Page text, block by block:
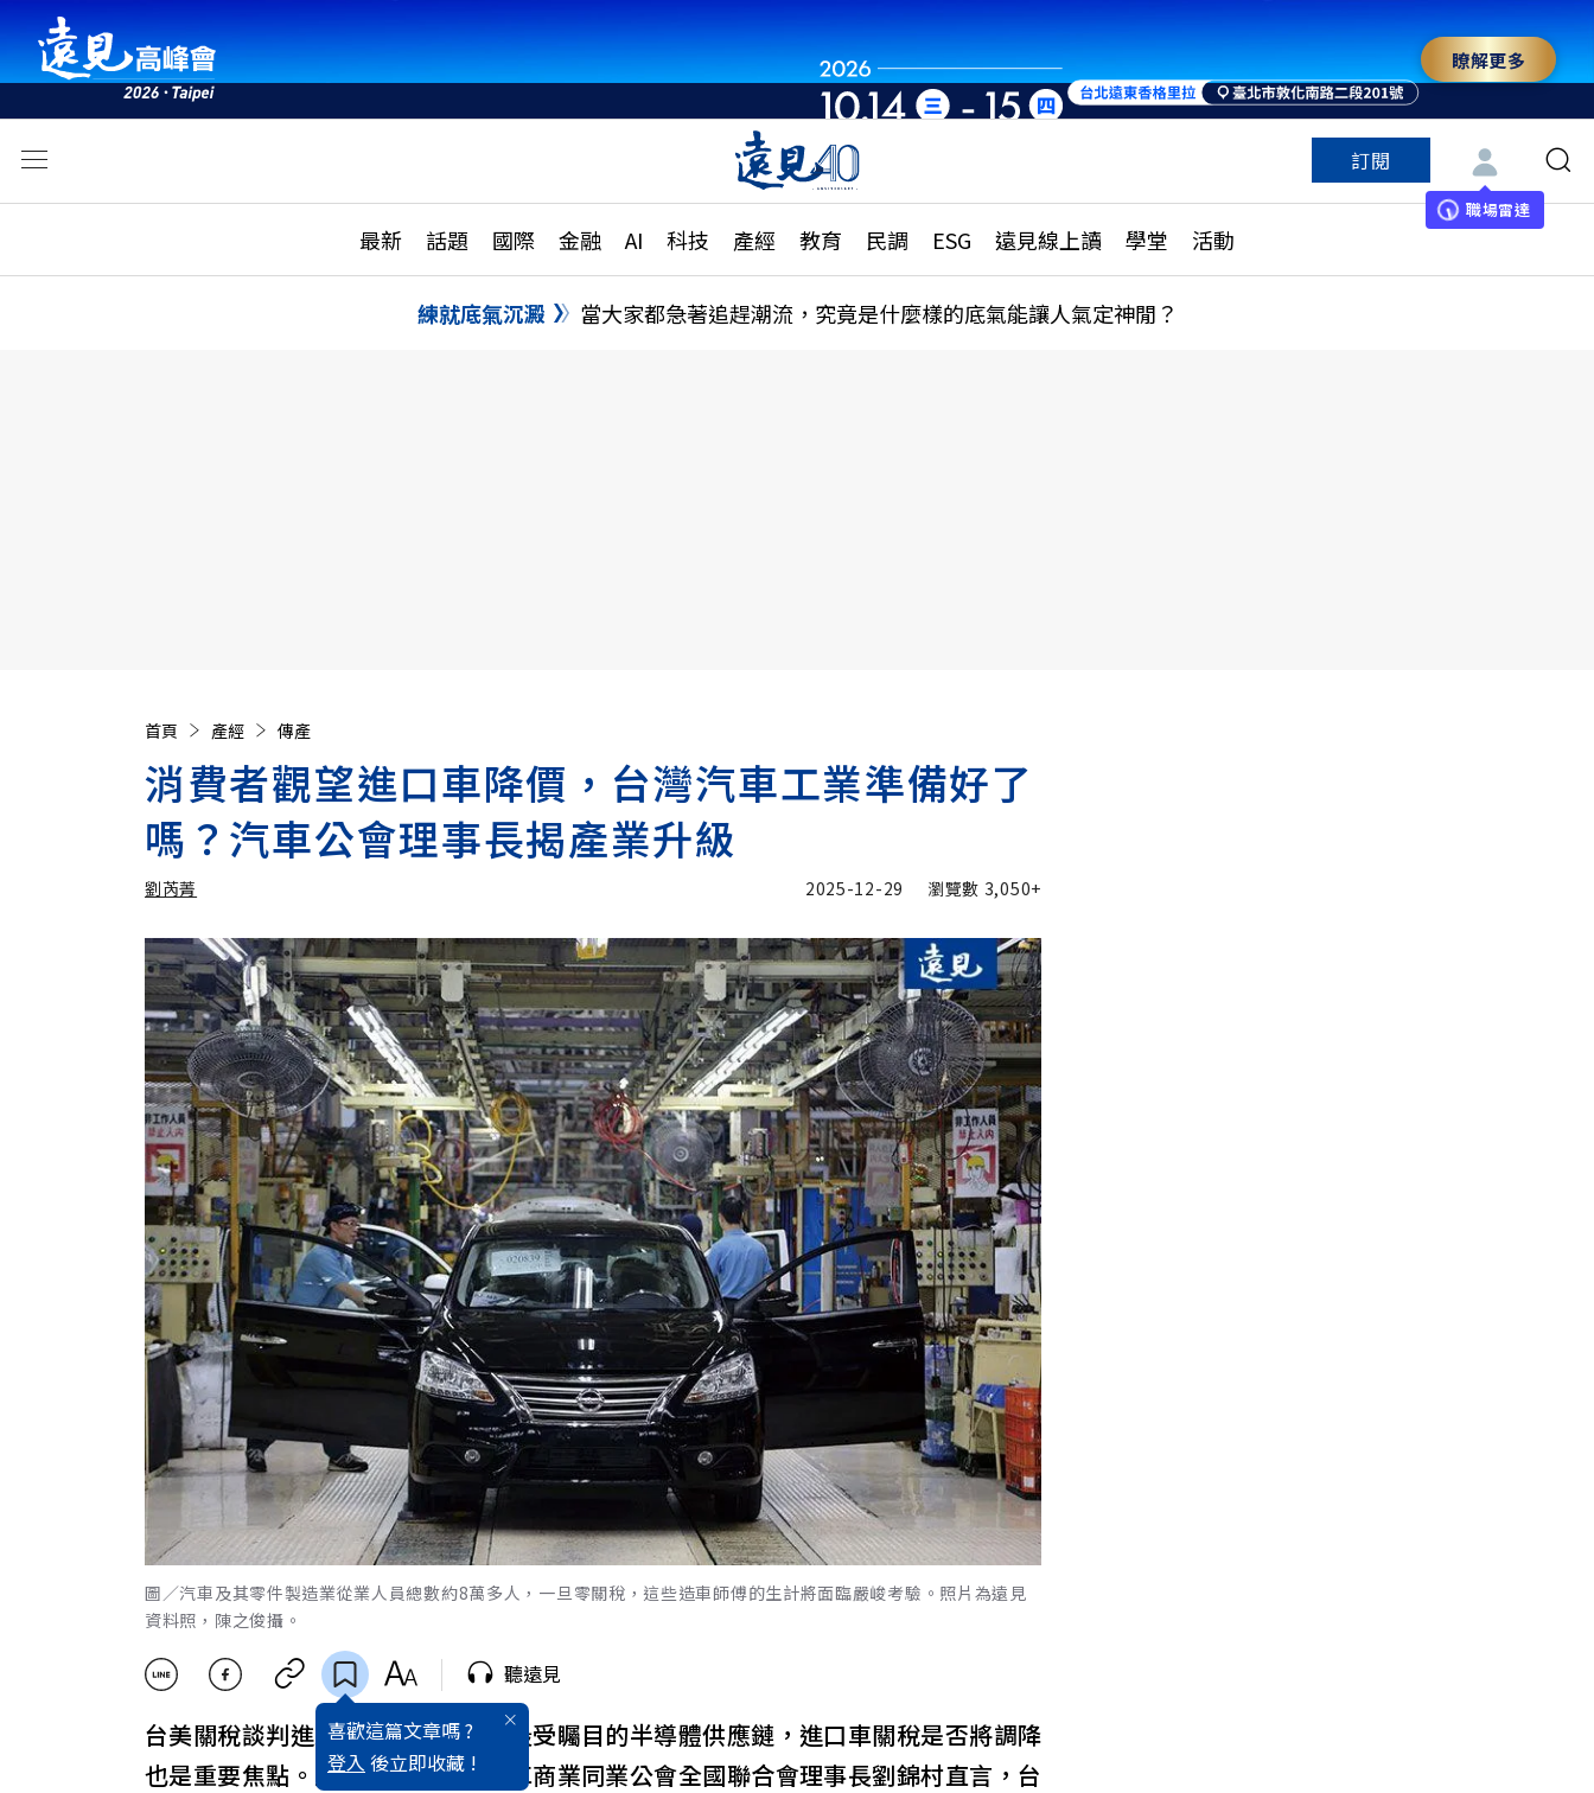
世界重組・洞見未來 與世界領袖同行
瞭解更多
訂閱
職場雷達
最新 話題 國際 金融 AI 科技 產經 教育 民調 ESG 遠見線上讀 學堂 活動
活動
話題
國際
特輯
大學升學、職涯攻略
縣市施政調查全解析
民調
更多訂閱方案
特色頻道
練就底氣沉澱 當大家都急著追趕潮流，究竟是什麼樣的底氣能讓人氣定神閒？
首頁 產經 傳產
消費者觀望進口車降價，台灣汽車工業準備好了
嗎？汽車公會理事長揭產業升級
劉芮菁
劉芮菁 加入追蹤
2025-12-29 瀏覽數 3,050+
圖／汽車及其零件製造業從業人員總數約8萬多人，一旦零關稅，這些造車師傅的生計將面臨嚴峻考驗。照片為遠見
資料照，陳之俊攝。
喜歡這篇文章嗎 ?
登入 後立即收藏 !
聽遠見
台美關稅談判進入最後衝刺，除了最受矚目的半導體供應鏈，進口車關稅是否將調降
也是重要焦點。對此，中華民國汽車商業同業公會全國聯合會理事長劉錦村直言，台